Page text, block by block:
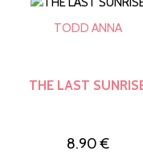
TODD ANNA
THE LAST
8.90 €